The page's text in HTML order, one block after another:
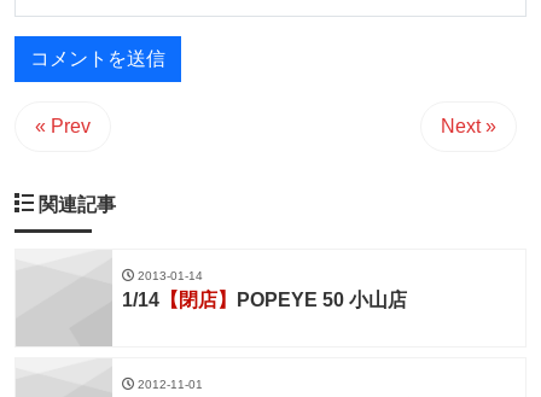
« Prev Next »
関連記事
2013-01-14
1/14 【閉店】 POPEYE 50 小山店
2012-11-01